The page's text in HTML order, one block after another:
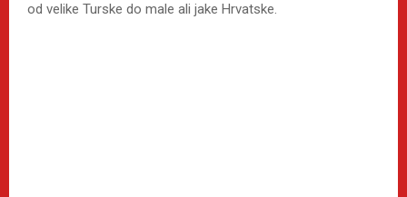
od velike Turske do male ali jake Hrvatske.